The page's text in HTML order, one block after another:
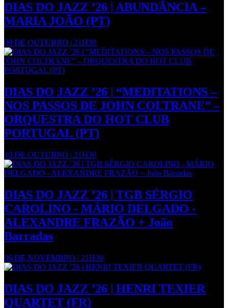
DIAS DO JAZZ ’26 | ABUNDÂNCIA –
MARIA JOÃO (PT)
09 DE OUTUBRO | 21H30
DIAS DO JAZZ ’26 | “MEDITATIONS –
NOS PASSOS DE JOHN COLTRANE” –
ORQUESTRA DO HOT CLUB
PORTUGAL (PT)
10 DE OUTUBRO | 21H30
DIAS DO JAZZ ’26 | TGB SÉRGIO
CAROLINO - MÁRIO DELGADO -
ALEXANDRE FRAZÃO + João
Barradas
06 DE NOVEMBRO | 21H30
DIAS DO JAZZ ’26 | HENRI TEXIER
QUARTET (FR)